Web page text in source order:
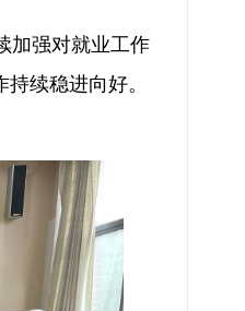
加强对就业工作
续稳进向好。